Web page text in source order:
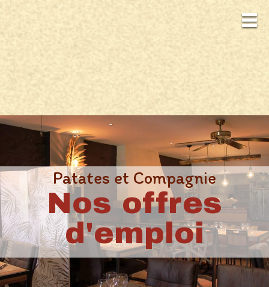
Patates et Compagnie
Nos offres
d'emploi